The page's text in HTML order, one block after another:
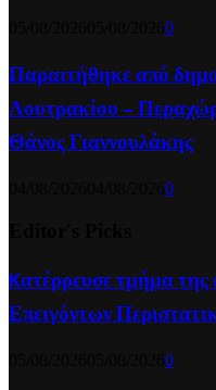
0
Παραιτήθηκε από
Λουτρακίου –
Θάνος Γιαννουλάκης
0
Kατέρρευσε τμήμα
Επειγόντων
0